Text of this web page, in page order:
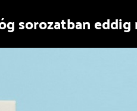
sorozatban